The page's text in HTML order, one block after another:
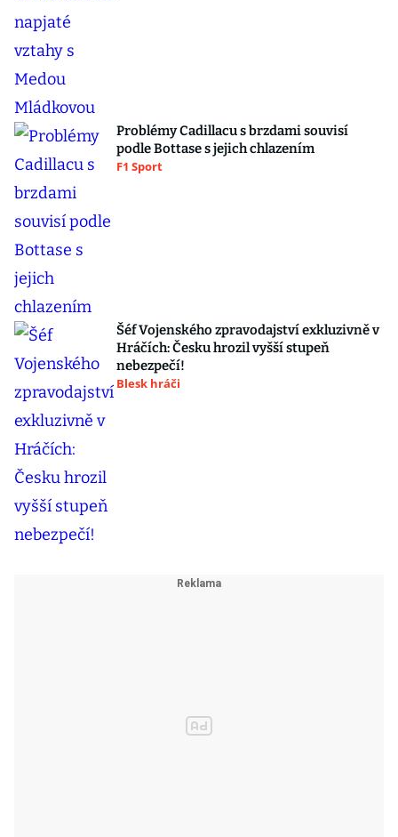
Problémy Cadillacu s brzdami souvisí
podle Bottase s jejich chlazením
F1 Sport
Šéf Vojenského zpravodajství exkluzivně v
Hráčích: Česku hrozil vyšší stupeň
nebezpečí!
Blesk hráči